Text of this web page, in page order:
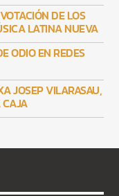
DE LOS
LATINA NUEVA
ODIO EN REDES
JOSEP VILARASAU,
CAJA